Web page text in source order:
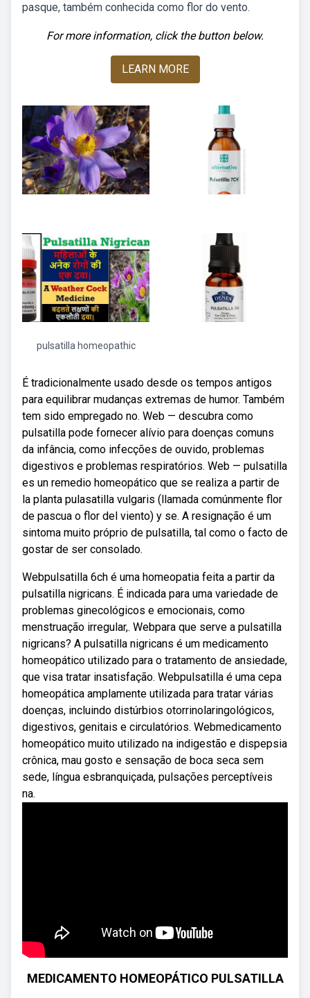
pasque, também conhecida como flor do vento.
For more information, click the button below.
LEARN MORE
pulsatilla homeopathic
É tradicionalmente usado desde os tempos antigos
para equilibrar mudanças extremas de humor. Também
tem sido empregado no. Web — descubra como
pulsatilla pode fornecer alívio para doenças comuns
da infância, como infecções de ouvido, problemas
digestivos e problemas respiratórios. Web — pulsatilla
es un remedio homeopático que se realiza a partir de
la planta pulasatilla vulgaris (llamada comúnmente flor
de pascua o flor del viento) y se. A resignação é um
sintoma muito próprio de pulsatilla, tal como o facto de
gostar de ser consolado.
Webpulsatilla 6ch é uma homeopatia feita a partir da
pulsatilla nigricans. É indicada para uma variedade de
problemas ginecológicos e emocionais, como
menstruação irregular,. Webpara que serve a pulsatilla
nigricans? A pulsatilla nigricans é um medicamento
homeopático utilizado para o tratamento de ansiedade,
que visa tratar insatisfação. Webpulsatilla é uma cepa
homeopática amplamente utilizada para tratar várias
doenças, incluindo distúrbios otorrinolaringológicos,
digestivos, genitais e circulatórios. Webmedicamento
homeopático muito utilizado na indigestão e dispepsia
crônica, mau gosto e sensação de boca seca sem
sede, língua esbranquiçada, pulsações perceptíveis
na.
MEDICAMENTO HOMEOPÁTICO PULSATILLA